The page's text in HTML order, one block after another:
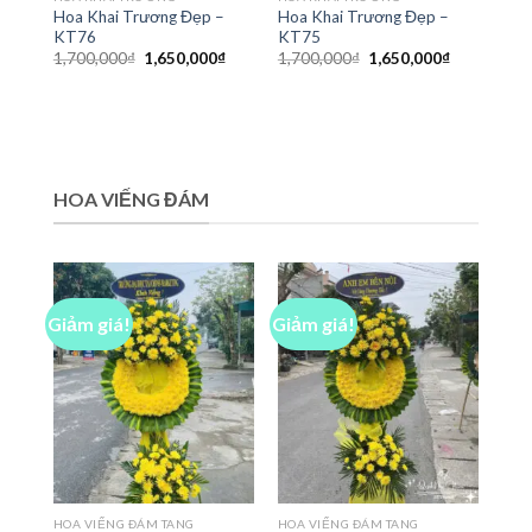
Hoa Khai Trương Đẹp –
KT76
1,700,000₫ Giá
gốc
1,650,000₫Giá
Hoa Khai Trương Đẹp –
KT75
1,700,000₫ Giá
gốc
1,650,000₫Giá
HOA VIẾNG ĐÁM
Giảm giá!
HOA VIẾNG ĐÁM TANG
Giảm giá!
HOA VIẾNG ĐÁM TANG